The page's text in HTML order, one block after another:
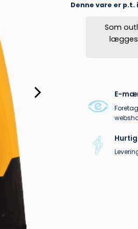
Denne vare er
Som
lægges
E-